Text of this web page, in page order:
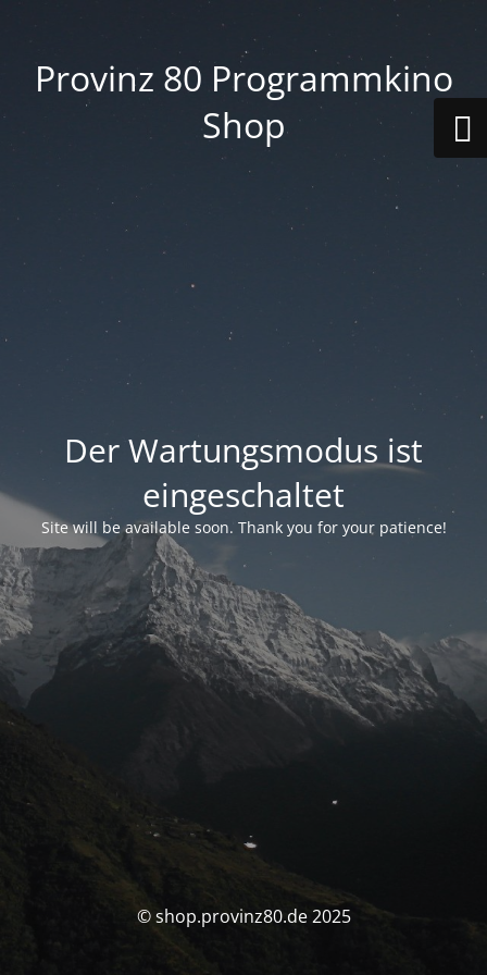
Provinz 80 Programmkino
Shop
Der Wartungsmodus ist
eingeschaltet
Site will be available soon. Thank you for your patience!
© shop.provinz80.de 2025